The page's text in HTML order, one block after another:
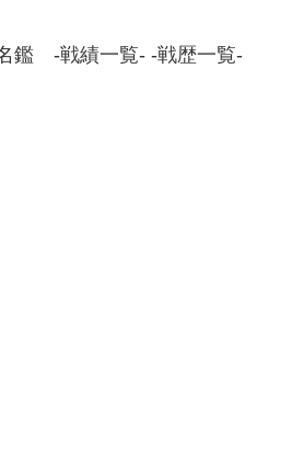
鑑 -戦績一覧- -戦歴一覧-